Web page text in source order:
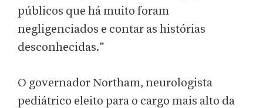
públicos que há muito foram
negligenciados e contar as histórias
desconhecidas.”
O governador Northam, neurologista
pediátrico eleito para o cargo mais alto da